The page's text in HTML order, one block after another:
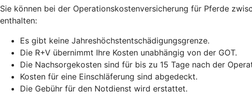
Sie können bei der Operationskostenversicherung für Pferde
enthalten:
Es gibt keine Jahreshöchstentschädigungsgrenze.
Die R+V übernimmt Ihre Kosten unabhängig von der GOT.
Die Nachsorgekosten sind für bis zu 15 Tage nach der
Kosten für eine Einschläferung sind abgedeckt.
Die Gebühr für den Notdienst wird erstattet.